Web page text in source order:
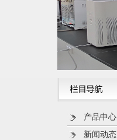
产品中心
新闻动态